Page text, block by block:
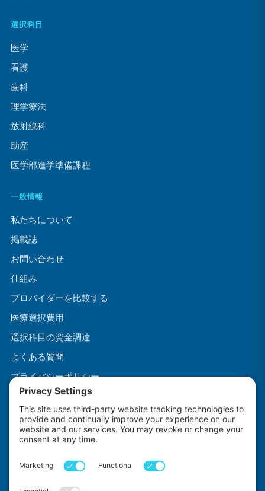
選択科目
医学
看護
歯科
理学療法
放射線科
助産
医学部進学準備課程
一般情報
私たちについて
掲載誌
お問い合わせ
仕組み
プロバイダーを比較する
医療選択費用
選択科目の資金調達
よくある質問
プライバシーポリシー
利用規約
クッキーポリシー